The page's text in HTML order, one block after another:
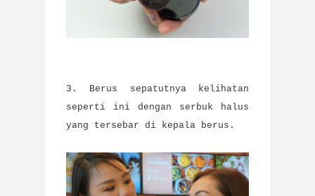
3. Berus sepatutnya kelihatan
seperti ini dengan serbuk halus
yang tersebar di kepala berus.